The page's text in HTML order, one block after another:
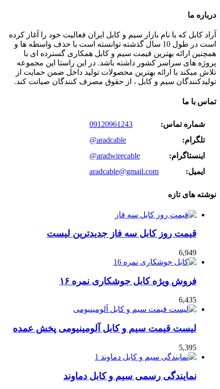
درباره ما
آراد کابل که با نام بازار سیم و کابل ایران فعالیت خود را آغاز کرده
است در طول 10 سال گذشته توانسته است با حذف واسطه ها و
همچنین ارائه بهترین قیمت سیم و کابل همکاری گسترده ای با
پروژه های سراسر کشور داشته باشد. در این راستا این مجموعه
تلاش میکند با ارائه بهترین محصولات تولید داخل ضمن حمایت از
تولیدکنندگان سیم و کابل ، از حقوق مصرف کنندگان صیانت کند.
تماس با ما
شماره تماس:
09120961243
تلگرام:
@aradcable
اینستاگرام:
@aradwirecable
ایمیل:
aradcable@gmail.com
نوشته های تازه
قیمت روز کابل سه فاز جدیدترین لیست
6,949
فروش ویژه کابل جوشکاری نمره ۱۶
6,435
لیست قیمت سیم و کابل آلومینیومی پخش عمده
5,395
نمایندگی رسمی سیم و کابل دماوند